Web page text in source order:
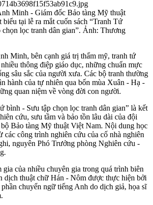
Minh - Giám đốc Bảo tàng Mỹ thuật
biểu tại lễ ra mắt cuốn sách “Tranh Tứ
chọn lọc tranh dân gian”. Ảnh: Thương
Minh, bên cạnh giá trị thẩm mỹ, tranh tứ
thông điệp giáo dục, những chuẩn mực
sâu sắc của người xưa. Các bộ tranh thường
hành của tự nhiên qua bốn mùa Xuân - Hạ -
quan niệm về vòng đời con người.
bình - Sưu tập chọn lọc tranh dân gian” là kết
cứu, sưu tầm và bảo tồn lâu dài của đội
Bảo tàng Mỹ thuật Việt Nam. Nội dung học
các công trình nghiên cứu của cố nhà nghiên
nguyên Phó Trưởng phòng Nghiên cứu -
gia của nhiều chuyên gia trong quá trình biên
dịch thuật chữ Hán - Nôm được thực hiện bởi
chuyển ngữ tiếng Anh do dịch giả, họa sĩ